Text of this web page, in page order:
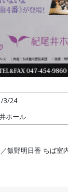
3/24
ホール
飯野明日香 ちば室